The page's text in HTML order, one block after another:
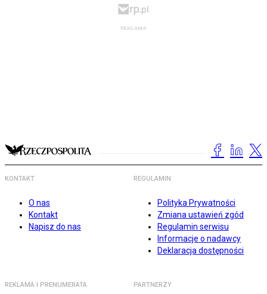
KONTAKT
O nas
Kontakt
Napisz do nas
REGULAMIN
Polityka Prywatności
Zmiana ustawień zgód
Regulamin serwisu
Informacje o nadawcy
Deklaracja dostępności
REKLAMA I PRENUMERATA PARTNERZY